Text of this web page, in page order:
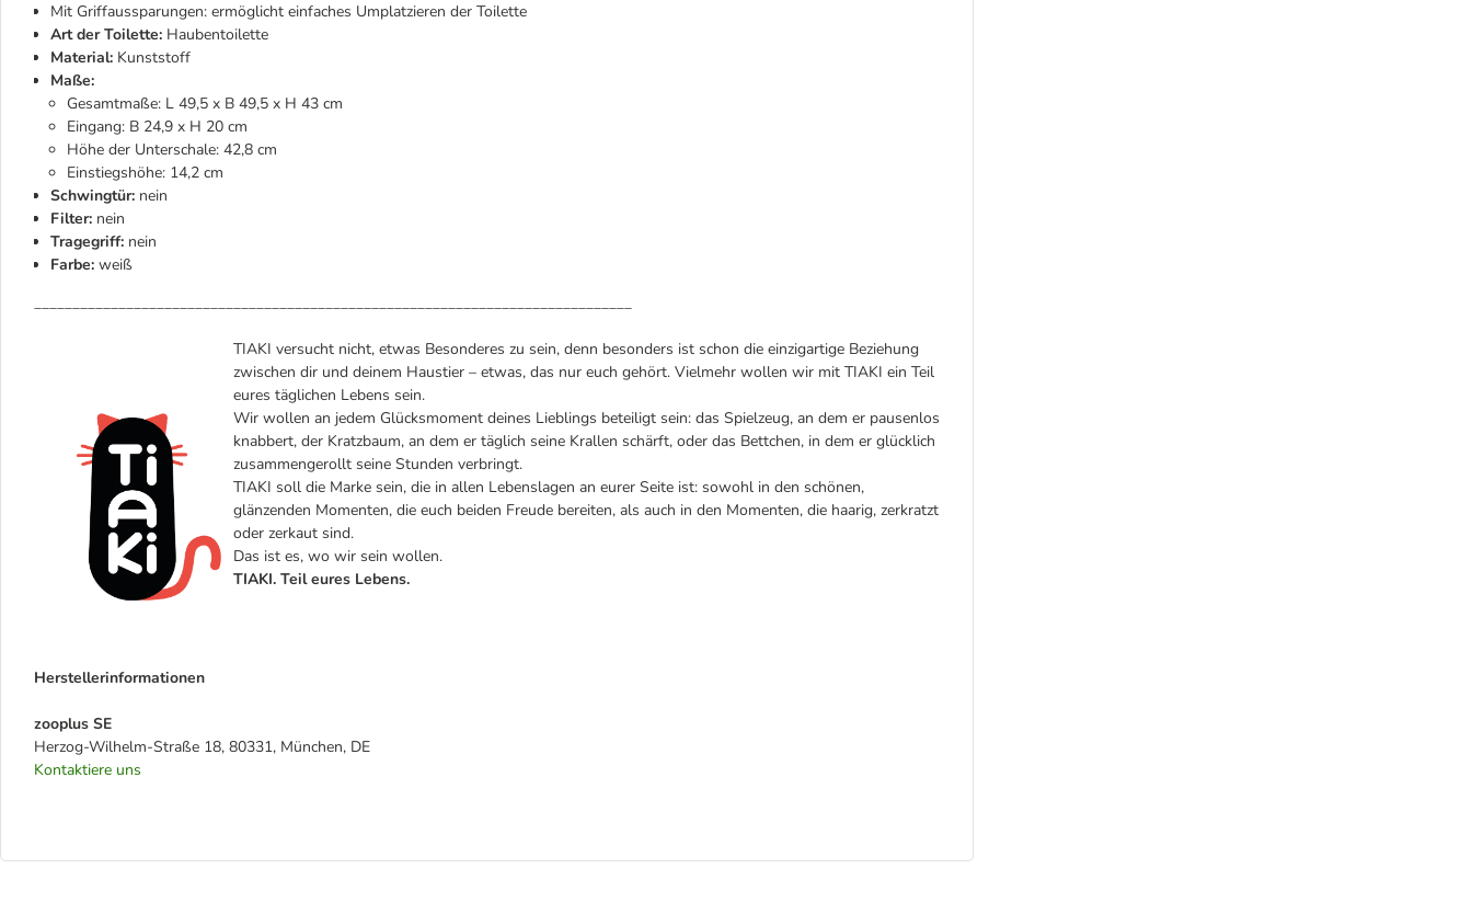
Mit Griffaussparungen: ermöglicht einfaches Umplatzieren der Toilette
Art der Toilette: Haubentoilette
Material: Kunststoff
Maße:
Gesamtmaße: L 49,5 x B 49,5 x H 43 cm
Eingang: B 24,9 x H 20 cm
Höhe der Unterschale: 42,8 cm
Einstiegshöhe: 14,2 cm
Schwingtür: nein
Filter: nein
Tragegriff: nein
Farbe: weiß
______________________________________________________________________________
TIAKI versucht nicht, etwas Besonderes zu sein, denn besonders ist schon die einzigartige Beziehung
zwischen dir und deinem Haustier – etwas, das nur euch gehört. Vielmehr wollen wir mit TIAKI ein Teil
eures täglichen Lebens sein.
Wir wollen an jedem Glücksmoment deines Lieblings beteiligt sein: das Spielzeug, an dem er pausenlos
knabbert, der Kratzbaum, an dem er täglich seine Krallen schärft, oder das Bettchen, in dem er glücklich
zusammengerollt seine Stunden verbringt.
TIAKI soll die Marke sein, die in allen Lebenslagen an eurer Seite ist: sowohl in den schönen,
glänzenden Momenten, die euch beiden Freude bereiten, als auch in den Momenten, die haarig, zerkratzt
oder zerkaut sind.
Das ist es, wo wir sein wollen.
TIAKI. Teil eures Lebens.
Herstellerinformationen
zooplus SE
Herzog-Wilhelm-Straße 18, 80331, München, DE
Kontaktiere uns